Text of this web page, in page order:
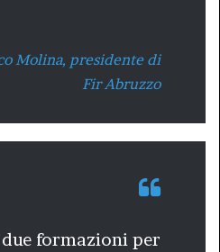
Molina, presidente di
Fir Abruzzo
due formazioni per